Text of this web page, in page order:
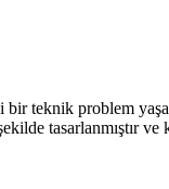
teknik problem
tasarlanmıştır